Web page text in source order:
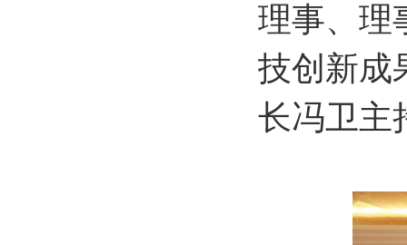
理事、理
技创新成
长冯卫主